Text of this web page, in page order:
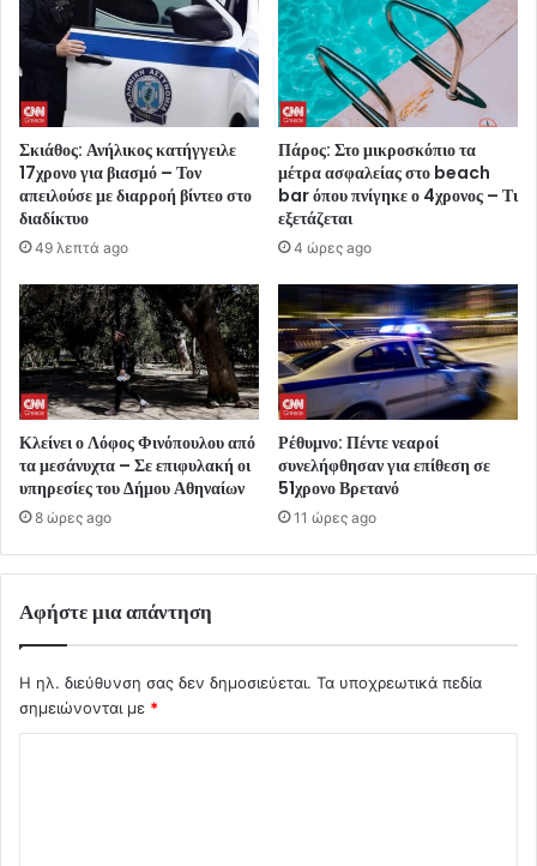
Σκιάθος: Ανήλικος κατήγγειλε
17χρονο για βιασμό – Τον
απειλούσε με διαρροή βίντεο στο
διαδίκτυο
49 λεπτά ago
Πάρος: Στο μικροσκόπιο τα
μέτρα ασφαλείας στο beach
bar όπου πνίγηκε ο 4χρονος – Τι
εξετάζεται
4 ώρες ago
Κλείνει ο Λόφος Φινόπουλου από
τα μεσάνυχτα – Σε επιφυλακή οι
υπηρεσίες του Δήμου Αθηναίων
8 ώρες ago
Ρέθυμνο: Πέντε νεαροί
συνελήφθησαν για επίθεση σε
51χρονο Βρετανό
11 ώρες ago
Αφήστε μια απάντηση
Η ηλ. διεύθυνση σας δεν δημοσιεύεται. Τα υποχρεωτικά πεδία
σημειώνονται με *